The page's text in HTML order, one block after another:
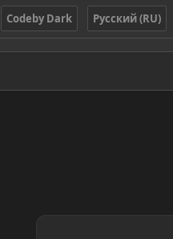
Codeby Dark Русский (RU)